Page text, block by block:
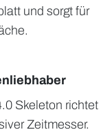
und sorgt für
Skeleton richtet
Zeitmesser.